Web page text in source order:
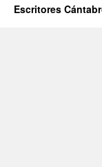
Escritores